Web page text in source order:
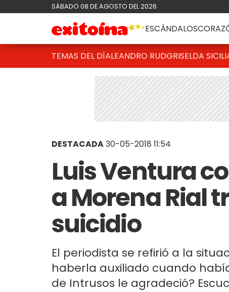
SÁBADO 08 DE AGOSTO DEL 2026
ESCÁNDALOS
TEMAS DEL DÍALEANDRO RUDGRISELDA
DESTACADA30-05-2018 11:54
Luis Ventura
a Morena Rial
suicidio
El periodista se refirió a la
haberla auxiliado cuando
de Intrusos le agradeció?